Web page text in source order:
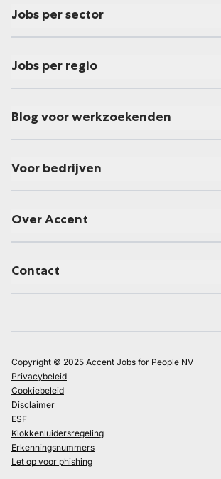
Jobs per sector
Jobs per regio
Blog voor werkzoekenden
Voor bedrijven
Over Accent
Contact
Copyright © 2025 Accent Jobs for People NV
Privacybeleid
Cookiebeleid
Disclaimer
ESF
Klokkenluidersregeling
Erkenningsnummers
Let op voor phishing